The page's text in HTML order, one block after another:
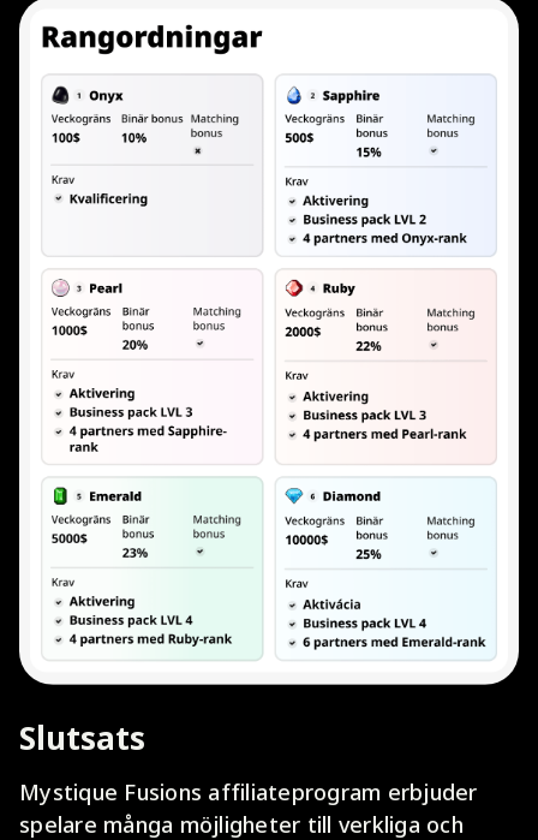
Slutsats
Mystique Fusions affiliateprogram erbjuder
spelare många möjligheter till verkliga och